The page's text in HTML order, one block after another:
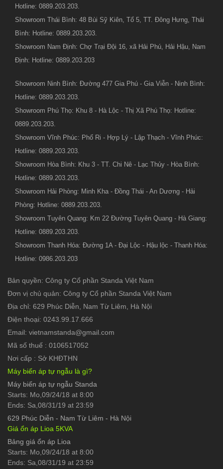
Hotline: 0889.203.203.
Showroom Thái Bình: 48 Bùi Sỹ Kiên, Tổ 5, TT. Đông Hưng, Thái
Bình: Hotline: 0889.203.203.
Showroom Nam Định: Chợ Trại Đội 16, xã Hải Phú, Hải Hậu, Nam
Định: Hotline: 0889.203.203
Showroom Ninh Bình: Đường 477 Gia Phú - Gia Viễn - Ninh Bình:
Hotline: 0889.203.203.
Showroom Phú Thọ: Khu 8 - Hà Lộc - Thị Xã Phú Thọ: Hotline:
0889.203.203.
Showroom Vĩnh Phúc: Phố Ri - Hợp Lý - Lập Thạch - Vĩnh Phúc:
Hotline: 0889.203.203.
Showroom Hòa Bình: Khu 3 - TT. Chi Nê - Lạc Thủy - Hòa Bình:
Hotline: 0889.203.203.
Showroom Hải Phòng: Minh Kha - Đồng Thái - An Dương - Hải
Phòng: Hotline: 0889.203.203.
Showroom Tuyên Quang: Km 22 Đường Tuyên Quang - Hà Giang:
Hotline: 0889.203.203.
Showroom Thanh Hóa: Đường 1A - Đại Lộc - Hậu lộc - Thanh Hóa:
Hotline: 0986.203.203
Bản quyền: Công ty Cổ phần Standa Việt Nam
Đơn vị chủ quản: Công ty Cổ phần Standa Việt Nam
Địa chỉ: 629 Phúc Diễn, Nam Từ Liêm, Hà Nội
Điện thoại: 0243.99.17.666
Email: vietnamstanda@gmail.com
Mã số thuế : 0106517052
Nơi cấp : Sở KHĐTHN
Máy biến áp tự ngẫu là gì?
Máy biến áp tự ngẫu Standa
Starts: Mo,09/24/18 at 8:00
Ends: Sa,08/31/19 at 23:59
629 Phúc Diễn - Nam Từ Liêm - Hà Nội
Giá ổn áp Lioa 5KVA
Bảng giá ổn áp Lioa
Starts: Mo,09/24/18 at 8:00
Ends: Sa,08/31/19 at 23:59